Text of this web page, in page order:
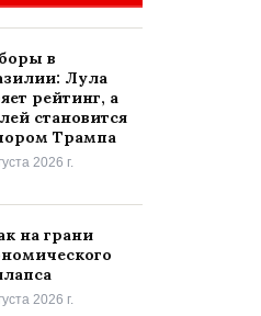
в
Лула
рейтинг, а
становится
Трампа
2026 г.
на грани
2026 г.